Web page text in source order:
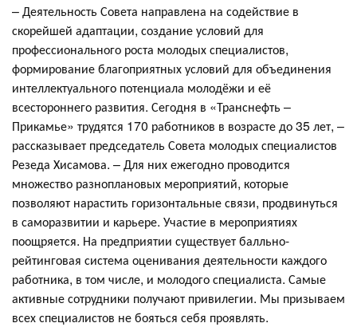
– Деятельность Совета направлена на содействие в
скорейшей адаптации, создание условий для
профессионального роста молодых специалистов,
формирование благоприятных условий для объединения
интеллектуального потенциала молодёжи и её
всестороннего развития. Сегодня в «Транснефть –
Прикамье» трудятся 170 работников в возрасте до 35 лет, –
рассказывает председатель Совета молодых специалистов
Резеда Хисамова. – Для них ежегодно проводится
множество разноплановых мероприятий, которые
позволяют нарастить горизонтальные связи, продвинуться
в саморазвитии и карьере. Участие в мероприятиях
поощряется. На предприятии существует балльно-
рейтинговая система оценивания деятельности каждого
работника, в том числе, и молодого специалиста. Самые
активные сотрудники получают привилегии. Мы призываем
всех специалистов не бояться себя проявлять.